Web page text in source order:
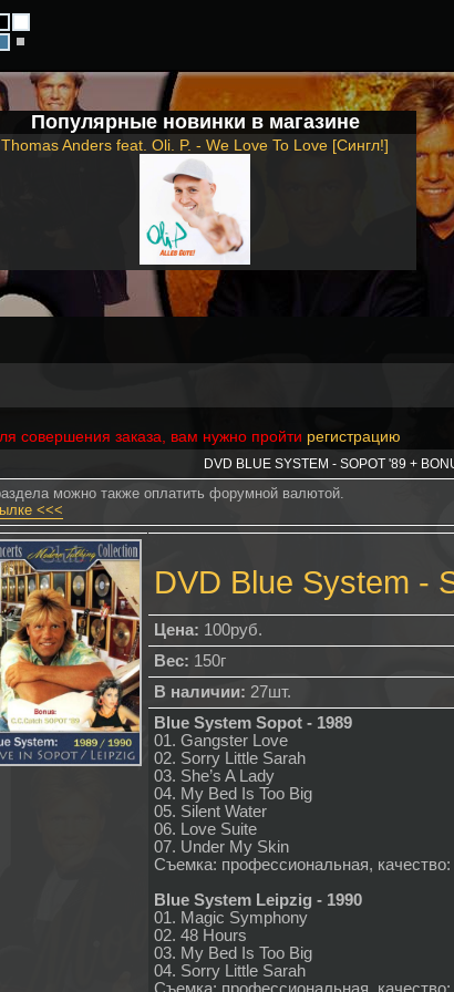
Популярные новинки в магазине
Thomas Anders feat. Oli. P. - We Love To Love [Сингл!]
совершения заказа, вам нужно пройти регистрацию
DVD BLUE SYSTEM - SOPOT '89 +
можно также оплатить форумной валютой.
<<<
DVD Blue System -
Цена: 100руб.
Вес: 150г
В наличии: 27шт.
Blue System Sopot - 1989
01. Gangster Love
02. Sorry Little Sarah
03. She’s A Lady
04. My Bed Is Too Big
05. Silent Water
06. Love Suite
07. Under My Skin
Съемка: профессиональная,
Blue System Leipzig - 1990
01. Magic Symphony
02. 48 Hours
03. My Bed Is Too Big
04. Sorry Little Sarah